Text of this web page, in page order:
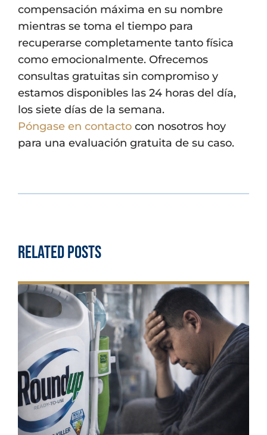
compensación máxima en su nombre
mientras se toma el tiempo para
recuperarse completamente tanto física
como emocionalmente. Ofrecemos
consultas gratuitas sin compromiso y
estamos disponibles las 24 horas del día,
los siete días de la semana.
Póngase en contacto con nosotros hoy
para una evaluación gratuita de su caso.
Related Posts